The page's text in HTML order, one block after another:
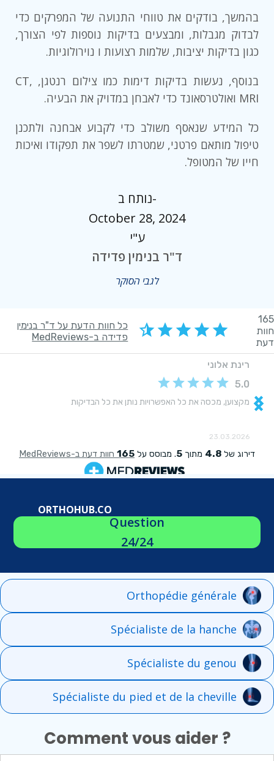
בהמשך, בודקים את טווחי התנועה של המפרקים כדי
לבדוק מגבלות, ומבצעים בדיקות נוספות לפי הצורך,
כגון בדיקות יציבות, שלמות רצועות ו נוירולוגיות.
בנוסף, נעשות בדיקות דימות כמו צילום רנטגן, CT,
MRI ואולטרסאונד כדי לאבחן במדויק את הבעיה.
כל המידע שנאסף משולב כדי לקבוע אבחנה ולתכנן
טיפול מותאם פרטני, שמטרתו לשפר את תפקודו ואיכות
חייו של המטופל.
נותח ב-
October 28, 2024
ע"י
ד"ר בנימין פדידה
לגבי הסוקר
ORTHOHUB.CO
Question
24/24
Orthopédie générale
Spécialiste de la hanche
Spécialiste du genou
Spécialiste du pied et de la cheville
Comment vous aider ?